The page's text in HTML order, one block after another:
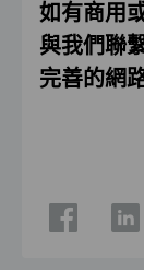
如有商用
與我們聯
完善的網